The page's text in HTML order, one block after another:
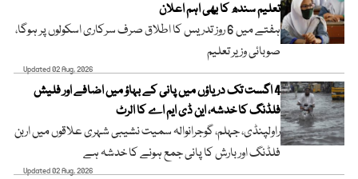
تعلیم سندھ کا بھی اہم اعلان
ہفتے میں 6 روز تدریس کا اطلاق صرف سرکاری اسکولوں پر ہوگا،
صوبائی وزیر تعلیم
Updated 02 Aug, 2026
4 اگست تک دریاؤں میں پانی کے بہاؤ میں اضافے اور فلیش
فلڈنگ کا خدشہ، این ڈی ایم اے کا الرٹ
راولپنڈی، جہلم، گوجرانوالہ سمیت نشیبی شہری علاقوں میں اربن
فلڈنگ اور بارش کا پانی جمع ہونے کا خدشہ ہے
Updated 02 Aug, 2026